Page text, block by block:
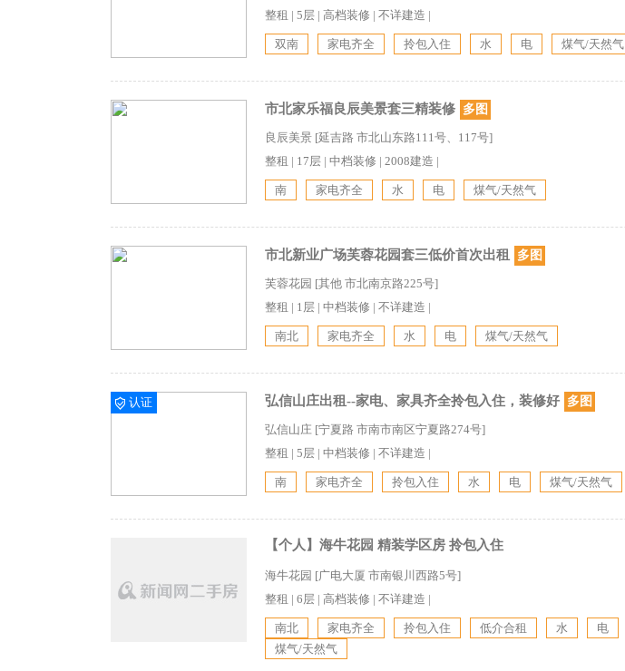
整租 | 5层 | 高档装修 | 不详建造 |
双南 家电齐全 拎包入住 水 电 煤气/天然气
市北家乐福良辰美景套三精装修 多图
良辰美景 [延吉路 市北山东路111号、117号]
整租 | 17层 | 中档装修 | 2008建造 |
南 家电齐全 水 电 煤气/天然气
市北新业广场芙蓉花园套三低价首次出租 多图
芙蓉花园 [其他 市北南京路225号]
整租 | 1层 | 中档装修 | 不详建造 |
南北 家电齐全 水 电 煤气/天然气
认证 弘信山庄出租--家电、家具齐全拎包入住，装修好 多图
弘信山庄 [宁夏路 市南市南区宁夏路274号]
整租 | 5层 | 中档装修 | 不详建造 |
南 家电齐全 拎包入住 水 电 煤气/天然气
【个人】海牛花园 精装学区房 拎包入住
海牛花园 [广电大厦 市南银川西路5号]
整租 | 6层 | 高档装修 | 不详建造 |
南北 家电齐全 拎包入住 低介合租 水
电
煤气/天然气